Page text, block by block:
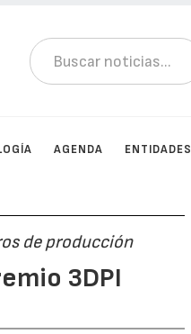
AGENDA ENTIDADES
de producción
3DPI